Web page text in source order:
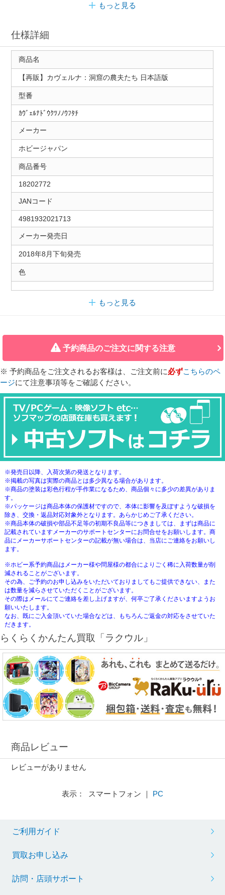
もっと見る
仕様詳細
商品名
【再販】カヴェルナ：洞窟の農夫たち 日本語版
型番
ｶｳﾞｪﾙﾅﾄﾞｳｸﾂﾉﾉｳﾌﾀﾁ
メーカー
ホビージャパン
商品番号
18202772
JANコード
4981932021713
メーカー発売日
2018年8月下旬発売
色
もっと見る
予約商品のご注文に関する注意
※ 予約商品をご注文されるお客様は、ご注文前に必ずこちらのペ
ージにて注意事項等をご確認ください。
※発売日以降、入荷次第の発送となります。
※掲載の写真は実際の商品とは多少異なる場合があります。
※商品の塗装は彩色行程が手作業になるため、商品個々に多少の差異がありま
す。
※パッケージは商品本体の保護材ですので、本体に影響を及ぼすような破損を
除き、交換・返品対応対象外となります。あらかじめご了承ください。
※商品本体の破損や部品不足等の初期不良品等につきましては、まずは商品に
記載されていますメーカーのサポートセンターにお問合せをお願いします。商
品にメーカーサポートセンターの記載が無い場合は、当店にご連絡をお願いし
ます。
※ホビー系予約商品はメーカー様や問屋様の都合によりごく稀に入荷数量が削
減されることがございます。
その為、ご予約のお申し込みをいただいておりましてもご提供できない、また
は数量を減らさせていただくことがございます。
その際はメールにてご連絡を差し上げますが、何卒ご了承くださいますようお
願いいたします。
なお、既にご入金頂いていた場合などは、もちろんご返金の対応をさせていた
だきます。
らくらくかんたん買取「ラクウル」
商品レビュー
レビューがありません
表示： スマートフォン ｜ PC
ご利用ガイド
買取お申し込み
訪問・店頭サポート